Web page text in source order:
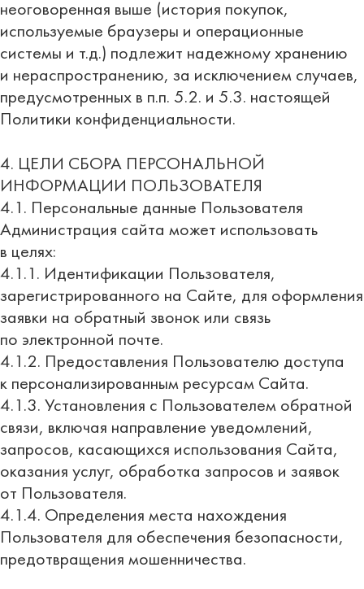
неоговоренная выше (история покупок,
используемые браузеры и операционные
системы и т.д.) подлежит надежному хранению
и нераспространению, за исключением случаев,
предусмотренных в п.п. 5.2. и 5.3. настоящей
Политики конфиденциальности.
4. ЦЕЛИ СБОРА ПЕРСОНАЛЬНОЙ
ИНФОРМАЦИИ ПОЛЬЗОВАТЕЛЯ
4.1. Персональные данные Пользователя
Администрация сайта может использовать
в целях:
4.1.1. Идентификации Пользователя,
зарегистрированного на Сайте, для оформления
заявки на обратный звонок или связь
по электронной почте.
4.1.2. Предоставления Пользователю доступа
к персонализированным ресурсам Сайта.
4.1.3. Установления с Пользователем обратной
связи, включая направление уведомлений,
запросов, касающихся использования Сайта,
оказания услуг, обработка запросов и заявок
от Пользователя.
4.1.4. Определения места нахождения
Пользователя для обеспечения безопасности,
предотвращения мошенничества.